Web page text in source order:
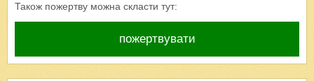
Також пожертву можна скласти тут:
пожертвувати